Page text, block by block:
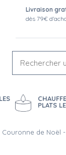
Livraison
dès 79€
PLATS
Couronne de Noël